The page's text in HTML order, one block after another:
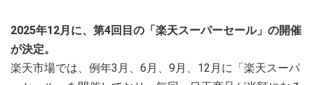
2025年12月に、第4回目の「楽天スーパーセール」の開催
が決定。
楽天市場では、例年3月、6月、9月、12月に「楽天スーパ